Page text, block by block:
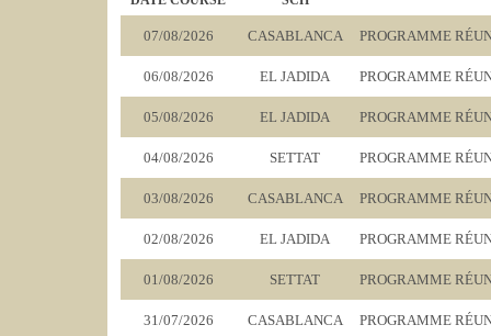
07/08/2026 CASABLANCA PROGRAMME
06/08/2026 EL JADIDA PROGRAMME
05/08/2026 EL JADIDA PROGRAMME
04/08/2026 SETTAT PROGRAMME
03/08/2026 CASABLANCA PROGRAMME
02/08/2026 EL JADIDA PROGRAMME
01/08/2026 SETTAT PROGRAMME
31/07/2026 CASABLANCA PROGRAMME